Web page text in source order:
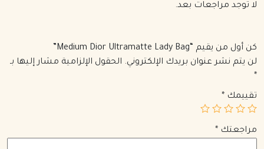
لا توجد مراجعات بعد.
كن أول من يقيم “Medium Dior Ultramatte Lady Bag”
لن يتم نشر عنوان بريدك الإلكتروني. الحقول الإلزامية مشار إليها بـ
*
تقييمك *
مراجعتك *